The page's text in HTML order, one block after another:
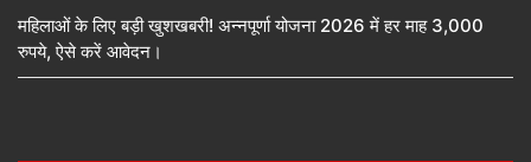
महिलाओं के लिए बड़ी खुशखबरी! अन्नपूर्णा योजना 2026 में हर माह 3,000
रुपये, ऐसे करें आवेदन।